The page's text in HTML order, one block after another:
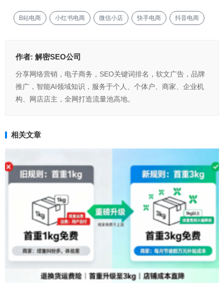
B站电商 小红书电商 微信小店 快手电商 抖音电商
作者: 解密SEO公司
分享网络营销，电子商务，SEO关键词排名，软文广告，品牌
推广，智能AI领域知识，服务于个人、个体户、商家、企业机
构、网店店主，全网打造流量池高地。
相关文章